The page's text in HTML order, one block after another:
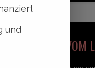
HEIDI
und